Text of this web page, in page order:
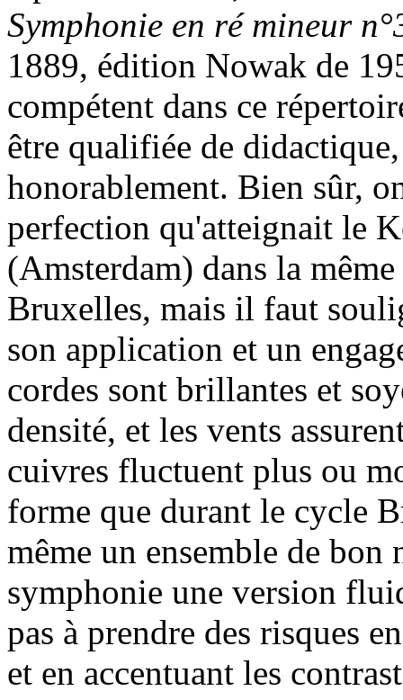
Symphonie en ré mineur
1889, édition Nowak de
compétent dans ce
être qualifiée de
honorablement. Bien sûr,
perfection qu'atteignait le
(Amsterdam) dans la
Bruxelles, mais il faut
son application et un
cordes sont brillantes et
densité, et les vents
cuivres fluctuent plus ou
forme que durant le cycle
même un ensemble de bon
symphonie une version
pas à prendre des risques
et en accentuant les